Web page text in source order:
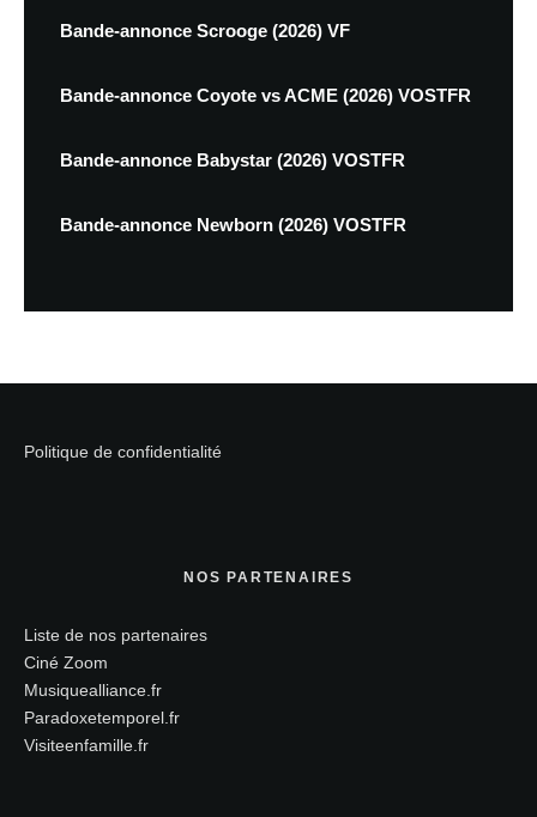
Bande-annonce Scrooge (2026) VF
Bande-annonce Coyote vs ACME (2026) VOSTFR
Bande-annonce Babystar (2026) VOSTFR
Bande-annonce Newborn (2026) VOSTFR
Politique de confidentialité
NOS PARTENAIRES
Liste de nos partenaires
Ciné Zoom
Musiquealliance.fr
Paradoxetemporel.fr
Visiteenfamille.fr